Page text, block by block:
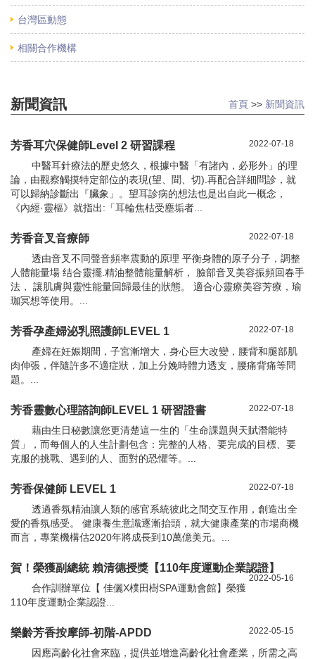
台灣區動態
相關合作機構
新聞資訊 首頁 >> 新聞資訊
芳香耳穴保健師Level 2 研習課程 2022-07-18
中醫耳針療法的歷史悠久，根據中醫「有諸內，必形外」的理
論，由觀察觸摸特定部位的表現(望、聞、切).再配合詳細問診，就
可以歸納診斷出『臟象」。望耳診病的想法也是出自此一概念，
《內經·靈樞》就指出:「耳輪焦枯受塵垢者...
芳香音叉音療師 2022-07-18
透由音叉不同聲音頻率震動的原理 平衡身體的原子分子，調整
人體能量場 结合靈擺.精油整體能量解析， 臉部音叉美容振頻回春手
法， 讓肌膚與靈性能量回歸最佳的狀態。 適合心靈療美容芳療，瑜
珈冥想等使用。...
芳香孕產婦泌乳照護師LEVEL 1 2022-07-18
產婦在妊娠期間，子宮漸增大，身心巨大改變，腰背和腿部肌
肉伸張，伴隨許多不適症狀，加上分娩時體力透支，腰痛背痛等問
題。...
芳香靈數心理諮詢師LEVEL 1 研習證書 2022-07-18
藉由生日秘數讓您更清楚這一生的「生命課題與天賦潛能特
質」，而每個人的人生計劃包含：完整的人格、要完成的目標、要
克服的挑戰、遇到的人、面對的恐懼等。...
芳香保健師 LEVEL 1 2022-07-18
透過香氛精油讓人類的感官系統彼此之間交互作用，創造出全
愛的香氛感受。 健康養生意識逐漸抬頭，就大健康產業的市場商機
而言，專業機構估2020年將成長到10萬億美元。...
賀！榮獲副總統 賴清德授獎【110年度運動企業認證】
2022-05-16
合作訓辦單位【 佳儷X樸田樹SPA運動會館】榮獲
110年度運動企業認證...
樂齡芳香按摩師-初階-APDD 2022-05-15
因應高齡化社會來臨，提供並增進高齡化社會產業，所需之高